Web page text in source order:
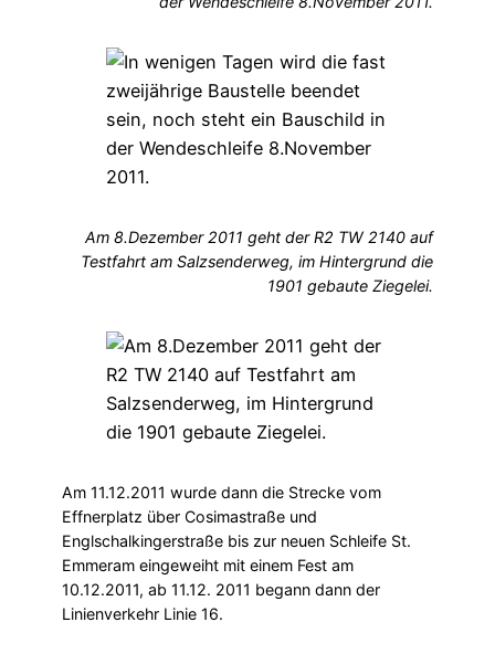
Am 8.Dezember 2011 geht der R2 TW 2140 auf
Testfahrt am Salzsenderweg, im Hintergrund die
1901 gebaute Ziegelei.
Am 11.12.2011 wurde dann die Strecke vom
Effnerplatz über Cosimastraße und
Englschalkingerstraße bis zur neuen Schleife St.
Emmeram eingeweiht mit einem Fest am
10.12.2011, ab 11.12. 2011 begann dann der
Linienverkehr Linie 16.